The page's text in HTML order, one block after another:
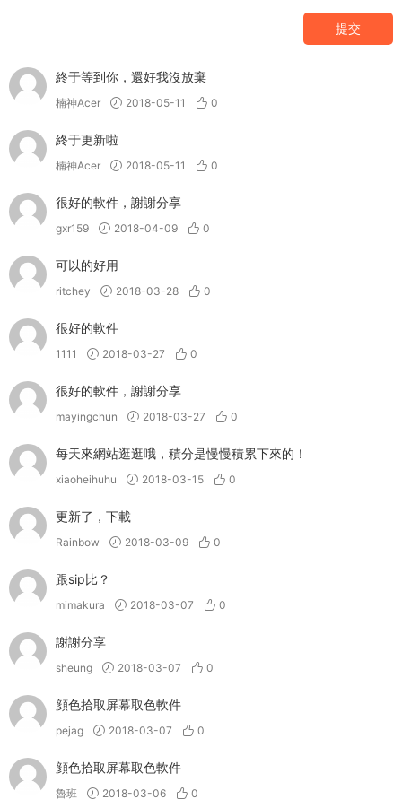
提交
終于等到你，還好我沒放棄
楠神Acer 2018-05-11 0
終于更新啦
楠神Acer 2018-05-11 0
很好的軟件，謝謝分享
gxr159 2018-04-09 0
可以的好用
ritchey 2018-03-28 0
很好的軟件
1111 2018-03-27 0
很好的軟件，謝謝分享
mayingchun 2018-03-27 0
每天來網站逛逛哦，積分是慢慢積累下來的！
xiaoheihuhu 2018-03-15 0
更新了，下載
Rainbow 2018-03-09 0
跟sip比？
mimakura 2018-03-07 0
謝謝分享
sheung 2018-03-07 0
顔色拾取屏幕取色軟件
pejag 2018-03-07 0
顔色拾取屏幕取色軟件
魯班 2018-03-06 0